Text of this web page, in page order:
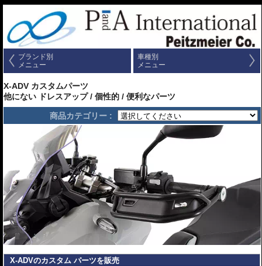
ブランド別
メニュー
車種別
メニュー
X-ADV カスタムパーツ
他にない ドレスアップ / 個性的 / 便利なパーツ
商品カテゴリー :
X-ADVのカスタム パーツを販売